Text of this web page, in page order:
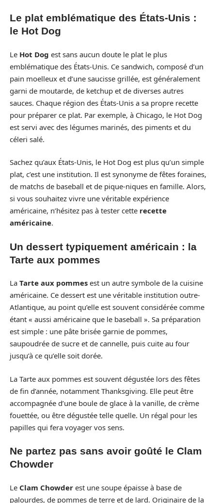
Le plat emblématique des États-Unis :
le Hot Dog
Le Hot Dog est sans aucun doute le plat le plus
emblématique des États-Unis. Ce sandwich, composé d’un
pain moelleux et d’une saucisse grillée, est généralement
garni de moutarde, de ketchup et de diverses autres
sauces. Chaque région des États-Unis a sa propre recette
pour préparer ce plat. Par exemple, à Chicago, le Hot Dog
est servi avec des légumes marinés, des piments et du
céleri salé.
Sachez qu’aux États-Unis, le Hot Dog est plus qu’un simple
plat, c’est une institution. Il est synonyme de fêtes foraines,
de matchs de baseball et de pique-niques en famille. Alors,
si vous souhaitez vivre une véritable expérience
américaine, n’hésitez pas à tester cette recette
américaine.
Un dessert typiquement américain : la
Tarte aux pommes
La Tarte aux pommes est un autre symbole de la cuisine
américaine. Ce dessert est une véritable institution outre-
Atlantique, au point qu’elle est souvent considérée comme
étant « aussi américaine que le baseball ». Sa préparation
est simple : une pâte brisée garnie de pommes,
saupoudrée de sucre et de cannelle, puis cuite au four
jusqu’à ce qu’elle soit dorée.
La Tarte aux pommes est souvent dégustée lors des fêtes
de fin d’année, notamment Thanksgiving. Elle peut être
accompagnée d’une boule de glace à la vanille, de crème
fouettée, ou être dégustée telle quelle. Un régal pour les
papilles qui fera voyager vos sens.
Ne partez pas sans avoir goûté le Clam
Chowder
Le Clam Chowder est une soupe épaisse à base de
palourdes, de pommes de terre et de lard. Originaire de la